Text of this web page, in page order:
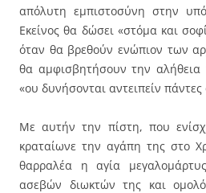
απόλυτη εμπιστοσύνη στην
Εκείνος θα δώσει «στόμα και
όταν θα βρεθούν ενώπιον των
θα αμφισβητήσουν την αλήθεια
«ου δυνήσονται αντειπείν πάντες
Με αυτήν την πίστη, που
κραταίωνε την αγάπη της στο
θαρραλέα η αγία
ασεβών διωκτών της και